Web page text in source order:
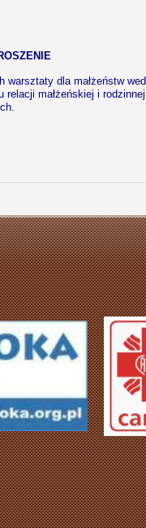
dla małżeństw
małżeńskiej i